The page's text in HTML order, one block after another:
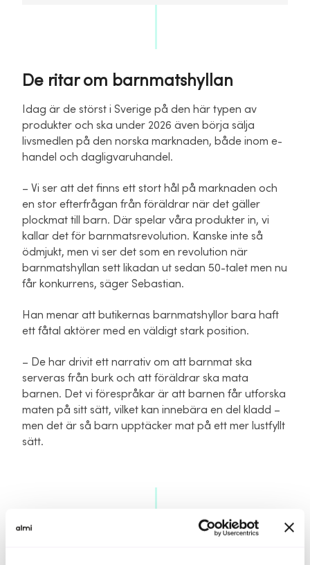
De ritar om barnmatshyllan
Idag är de störst i Sverige på den här typen av
produkter och ska under 2026 även börja sälja
livsmedlen på den norska marknaden, både inom e-
handel och dagligvaruhandel.
– Vi ser att det finns ett stort hål på marknaden och
en stor efterfrågan från föräldrar när det gäller
plockmat till barn. Där spelar våra produkter in, vi
kallar det för barnmatsrevolution. Kanske inte så
ödmjukt, men vi ser det som en revolution när
barnmatshyllan sett likadan ut sedan 50-talet men nu
får konkurrens, säger Sebastian.
Han menar att butikernas barnmatshyllor bara haft
ett fåtal aktörer med en väldigt stark position.
– De har drivit ett narrativ om att barnmat ska
serveras från burk och att föräldrar ska mata
barnen. Det vi förespråkar är att barnen får utforska
maten på sitt sätt, vilket kan innebära en del kladd –
men det är så barn upptäcker mat på ett mer lustfyllt
sätt.